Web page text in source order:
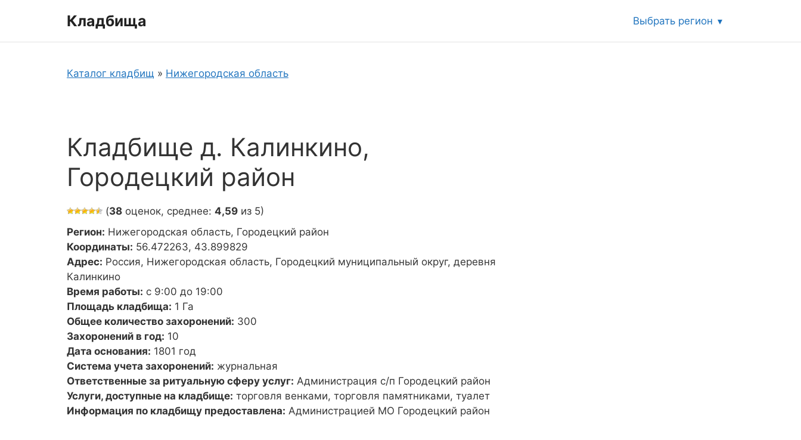
Кладбища Выбрать регион
Каталог кладбищ » Нижегородская область
Кладбище д. Калинкино,
Городецкий район
(38 оценок, среднее: 4,59 из 5)
Регион: Нижегородская область, Городецкий район
Координаты: 56.472263, 43.899829
Адрес: Россия, Нижегородская область, Городецкий муниципальный округ, деревня
Калинкино
Время работы: с 9:00 до 19:00
Площадь кладбища: 1 Га
Общее количество захоронений: 300
Захоронений в год: 10
Дата основания: 1801 год
Система учета захоронений: журнальная
Ответственные за ритуальную сферу услуг: Администрация с/п Городецкий район
Услуги, доступные на кладбище: торговля венками, торговля памятниками, туалет
Информация по кладбищу предоставлена: Администрацией МО Городецкий район